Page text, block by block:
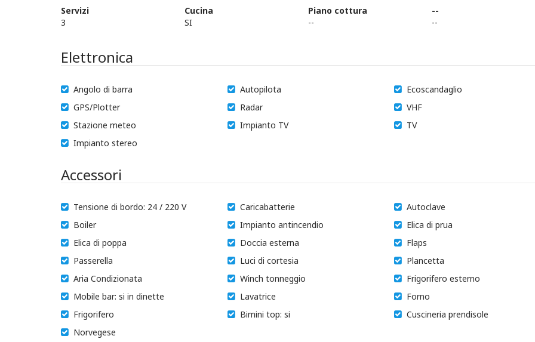
Servizi
3
Cucina
SI
Piano cottura
--
--
--
Elettronica
Angolo di barra Autopilota
Ecoscandaglio
GPS/Plotter
Radar
VHF
Stazione meteo
Impianto TV
TV
Impianto stereo
Accessori
Tensione di bordo: 24 / 220 V Caricabatterie
Autoclave
Boiler
Impianto antincendio
Elica di prua
Elica di poppa
Doccia esterna
Flaps
Passerella
Luci di cortesia
Plancetta
Aria Condizionata
Winch tonneggio
Frigorifero esterno
Mobile bar: si in dinette
Lavatrice
Forno
Frigorifero
Bimini top: si
Cuscineria prendisole
Norvegese